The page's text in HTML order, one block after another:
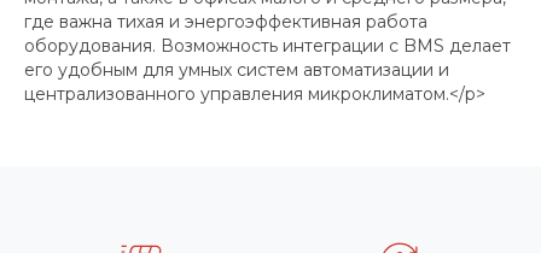
где важна тихая и энергоэффективная работа
оборудования. Возможность интеграции с BMS делает
его удобным для умных систем автоматизации и
централизованного управления микроклиматом.</p>